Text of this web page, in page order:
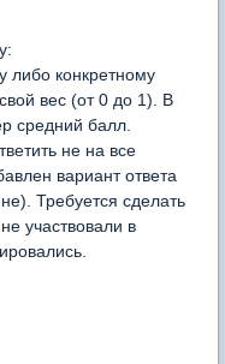
либо конкретному
вес (от 0 до 1). В
средний балл.
не на все
вариант ответа
Требуется сделать
участвовали в